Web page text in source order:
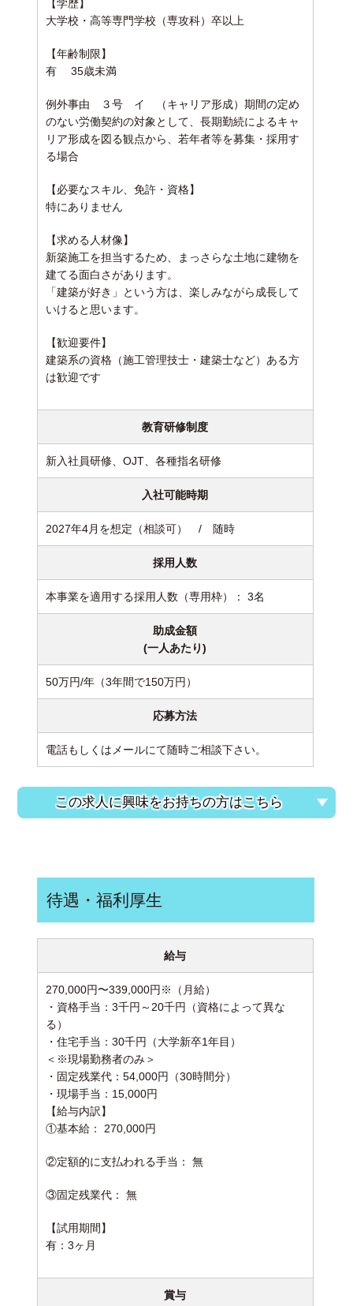
【学歴】
大学校・高等専門学校（専攻科）卒以上
【年齢制限】
有 35歳未満
例外事由 ３号 イ （キャリア形成） 期間の定め
のない労働契約の対象として、長期勤続によるキャ
リア形成を図る観点から、若年者等を募集・採用す
る場合
【必要なスキル、免許・資格】
特にありません
【求める人材像】
新築施工を担当するため、まっさらな土地に建物を
建てる面白さがあります。
「建築が好き」という方は、楽しみながら成長して
いけると思います。
【歓迎要件】
建築系の資格（施工管理技士・建築士など）ある方
は歓迎です
教育研修制度
新入社員研修、OJT、各種指名研修
入社可能時期
2027年4月を想定（相談可） / 随時
採用人数
本事業を適用する採用人数（専用枠）： 3名
助成金額
(一人あたり)
50万円/年（3年間で150万円）
応募方法
電話もしくはメールにて随時ご相談下さい。
この求人に興味をお持ちの方はこちら
待遇・福利厚生
給与
270,000円〜339,000円※（月給）
・資格手当：3千円～20千円（資格によって異な
る）
・住宅手当：30千円（大学新卒1年目）
＜※現場勤務者のみ＞
・固定残業代：54,000円（30時間分）
・現場手当：15,000円
【給与内訳】
①基本給： 270,000円
②定額的に支払われる手当： 無
③固定残業代： 無
【試用期間】
有：3ヶ月
賞与